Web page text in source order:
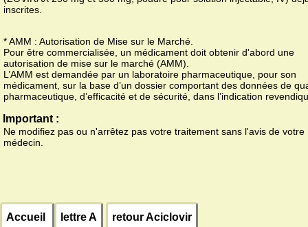
inscrites.
* AMM : Autorisation de Mise sur le Marché.
Pour être commercialisée, un médicament doit obtenir d'abord une
autorisation de mise sur le marché (AMM).
L’AMM est demandée par un laboratoire pharmaceutique, pour son
médicament, sur la base d’un dossier comportant des données de
pharmaceutique, d’efficacité et de sécurité, dans l’indication
Important :
Ne modifiez pas ou n'arrêtez pas votre traitement sans l'avis de votre
médecin.
Accueil lettre A retour Aciclovir